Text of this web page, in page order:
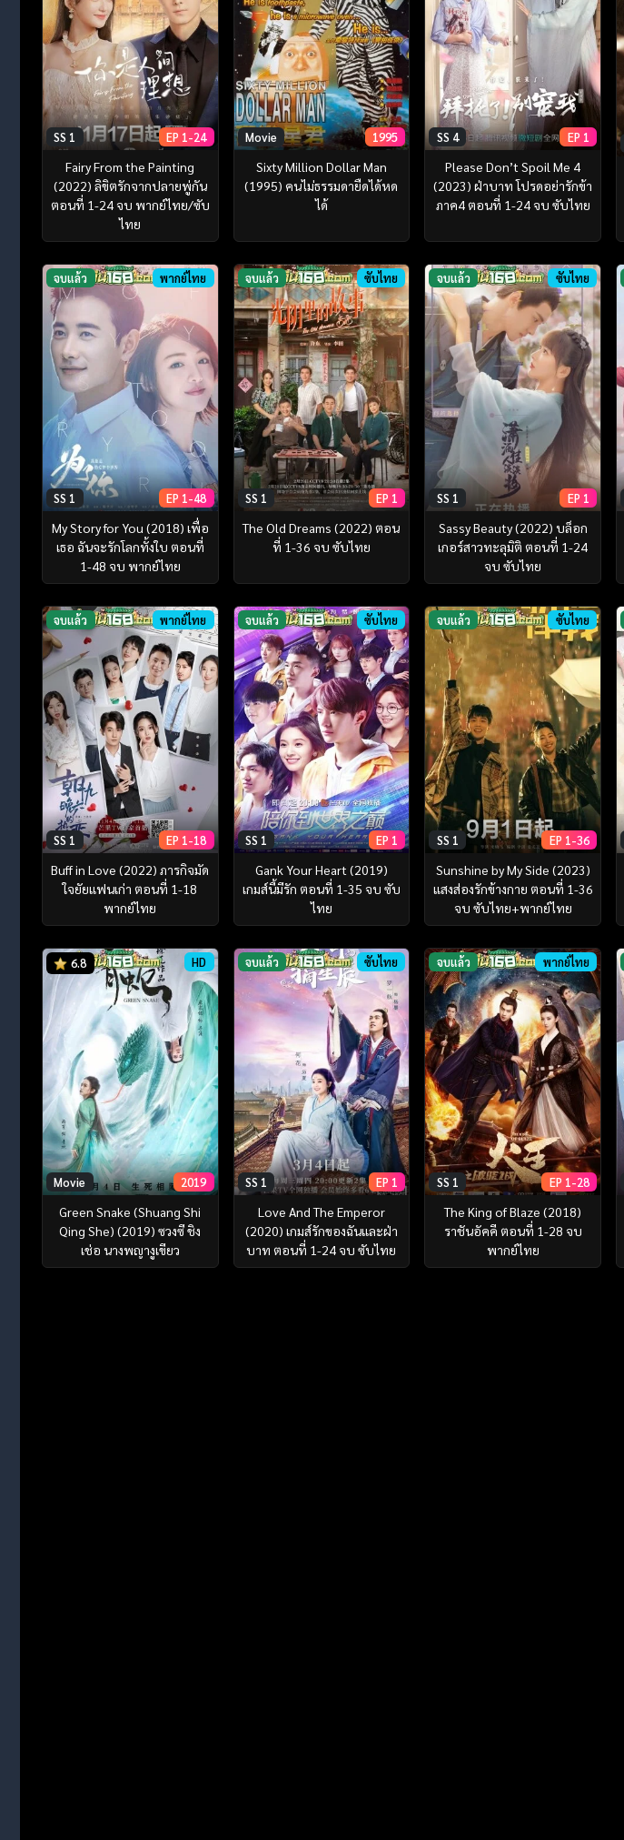
SS 1 EP 1-24
Fairy From the Painting
(2022) ลิขิตรักจากปลายพู่กัน
ตอนที่ 1-24 จบ พากย์ไทย/ซับ
ไทย
Movie 1995
Sixty Million Dollar Man
(1995) คนไม่ธรรมดายืดได้หด
ได้
SS 4 EP 1
Please Don’t Spoil Me 4
(2023) ฝ่าบาท โปรดอย่ารักข้า
ภาค4 ตอนที่ 1-24 จบ ซับไทย
จบแล้ว พากย์ไทย
SS 1 EP 1-48
My Story for You (2018) เพื่อ
เธอ ฉันจะรักโลกทั้งใบ ตอนที่
1-48 จบ พากย์ไทย
จบแล้ว ซับไทย
SS 1 EP 1
The Old Dreams (2022) ตอน
ที่ 1-36 จบ ซับไทย
จบแล้ว ซับไทย
SS 1 EP 1
Sassy Beauty (2022) บล็อก
เกอร์สาวทะลุมิติ ตอนที่ 1-24
จบ ซับไทย
จบแล้ว พากย์ไทย
SS 1 EP 1-18
Buff in Love (2022) ภารกิจมัด
ใจยัยแฟนเก่า ตอนที่ 1-18
พากย์ไทย
จบแล้ว ซับไทย
SS 1 EP 1
Gank Your Heart (2019)
เกมส์นี้มีรัก ตอนที่ 1-35 จบ ซับ
ไทย
จบแล้ว ซับไทย
SS 1 EP 1-36
Sunshine by My Side (2023)
แสงส่องรักข้างกาย ตอนที่ 1-36
จบ ซับไทย+พากย์ไทย
6.8 HD
Movie 2019
Green Snake (Shuang Shi
Qing She) (2019) ซวงซี ชิง
เช่อ นางพญางูเขียว
จบแล้ว ซับไทย
SS 1 EP 1
Love And The Emperor
(2020) เกมส์รักของฉันและฝ่า
บาท ตอนที่ 1-24 จบ ซับไทย
จบแล้ว พากย์ไทย
SS 1 EP 1-28
The King of Blaze (2018)
ราชันอัคคี ตอนที่ 1-28 จบ
พากย์ไทย